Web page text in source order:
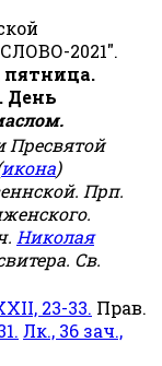
2021".
пятница.
День
Пресвятой
икона)
Прп.
Николая
Св.
23-33. Прав.
Лк., 36 зач.,